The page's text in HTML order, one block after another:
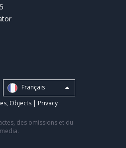
Français
, Objects | Privacy
des omissions et du